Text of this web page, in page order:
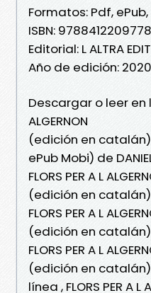
Formatos: Pdf, ePub,
ISBN: 9788412209778
Editorial: L ALTRA
Año de edición: 2020
Descargar o leer en
ALGERNON
(edición en
ePub Mobi) de DANIEL
FLORS PER A L
(edición en catalán)
FLORS PER A L
(edición en catalán)
FLORS PER A L
(edición en catalán)
línea , FLORS PER A L